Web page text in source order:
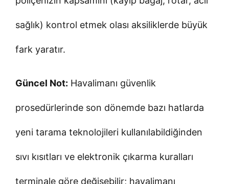
sağlık) kontrol etmek olası aksiliklerde büyük
fark yaratır.
Güncel Not: Havalimanı güvenlik
prosedürlerinde son dönemde bazı hatlarda
yeni tarama teknolojileri kullanılabildiğinden
sıvı kısıtları ve elektronik çıkarma kuralları
terminale göre değişebilir; havalimanı